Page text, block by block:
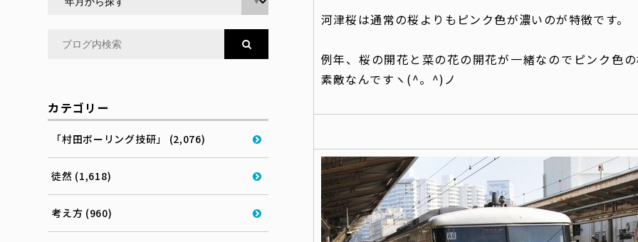
河津桜は通常の桜よりもピンク色が濃いのが特徴です。
例年、桜の開花と菜の花の開花が一緒なのでピンク色
素敵なんですヽ(^。^)ノ
カテゴリー
「村田ボーリング技研」 (2,076)
徒然 (1,618)
考え方 (960)